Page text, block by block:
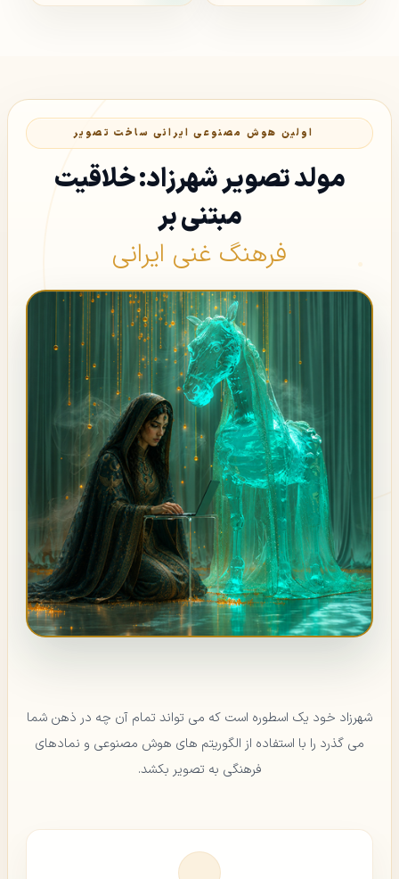
اولین هوش مصنوعی ایرانی ساخت تصویر
مولد تصویر شهرزاد:خلاقیت
مبتنی بر
فرهنگ غنی ایرانی
شهرزاد خود یک اسطوره است که می تواند تمام آن چه در ذهن شما
می گذرد را با استفاده از الگوریتم های هوش مصنوعی و نمادهای
فرهنگی به تصویر بکشد.